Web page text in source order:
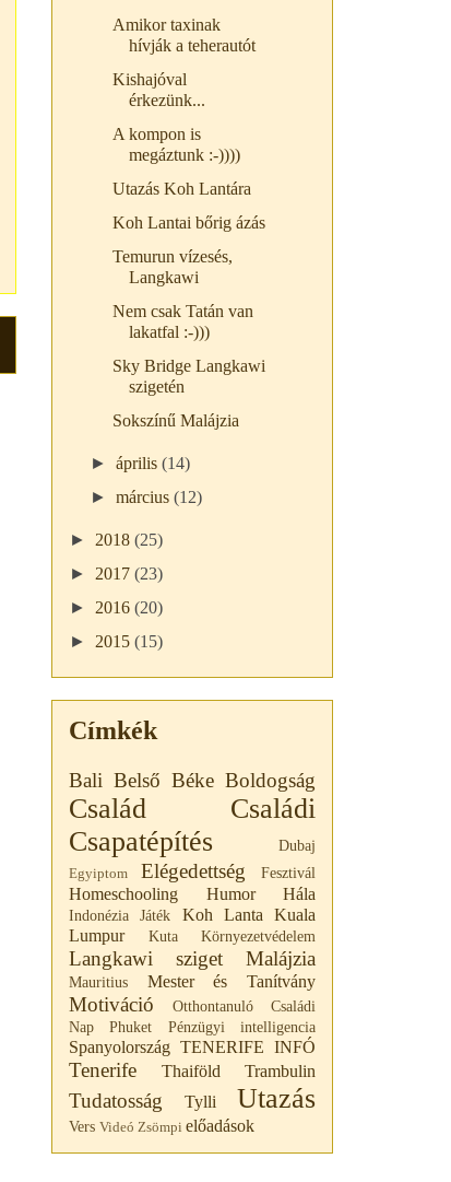
Amikor taxinak
hívják a teherautót
Kishajóval
érkezünk...
A kompon is
megáztunk :-))))
Utazás Koh Lantára
Koh Lantai bőrig ázás
Temurun vízesés,
Langkawi
Nem csak Tatán van
lakatfal :-)))
Sky Bridge Langkawi
szigetén
Sokszínű Malájzia
►április(14)
►március(12)
► 2018 (25)
► 2017 (23)
► 2016 (20)
► 2015 (15)
Címkék
Bali Belső Béke Boldogság
Család
Családi
Csapatépítés
Dubaj
Egyiptom Elégedettség Fesztivál
Homeschooling Humor Hála
Indonézia Játék Koh Lanta
Kuala
Lumpur
Kuta Környezetvédelem
Langkawi sziget Malájzia
Mauritius Mester és Tanítvány
Motiváció
Otthontanuló Családi
Nap
Phuket Pénzügyi intelligencia
Spanyolország TENERIFE INFÓ
Tenerife Thaiföld Trambulin
Tudatosság Tylli Utazás
Vers Videó Zsömpi előadások